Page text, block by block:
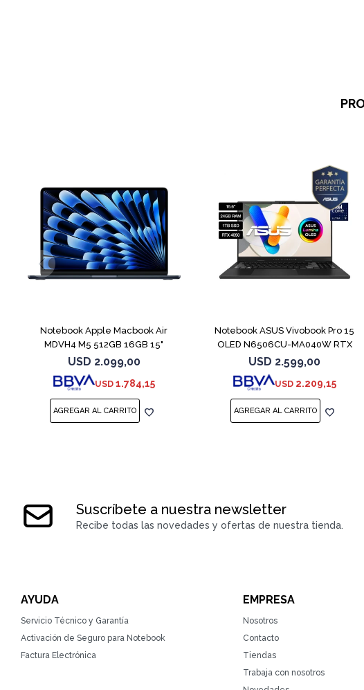
Notebook Apple Macbook Air
MDVH4 M5 512GB 16GB 15"
Midnight
USD 2.099,00
USD 1.784,15
Notebook ASUS Vivobook Pro 15
OLED N6506CU-MA040W RTX
4050
USD 2.599,00
USD 2.209,15
Suscríbete a nuestra newsletter
Recibe todas las novedades y ofertas de nuestra tienda.
AYUDA
Servicio Técnico y Garantía
Activación de Seguro para Notebook
Factura Electrónica
EMPRESA
Nosotros
Contacto
Tiendas
Trabaja con nosotros